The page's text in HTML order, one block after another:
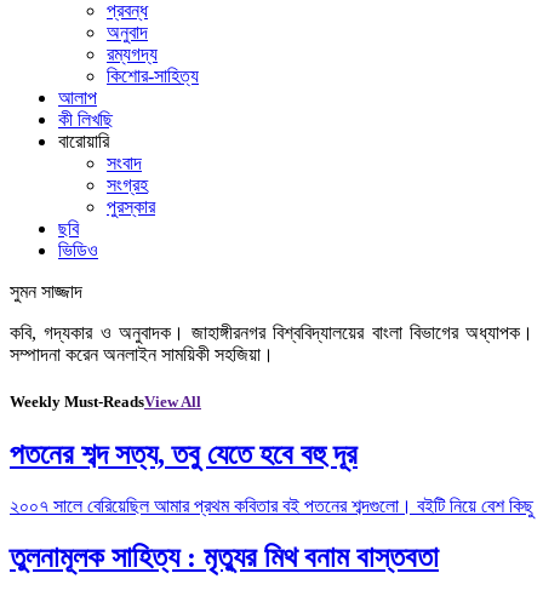
প্রবন্ধ
অনুবাদ
রম্যগদ্য
কিশোর-সাহিত্য
আলাপ
কী লিখছি
বারোয়ারি
সংবাদ
সংগ্রহ
পুরস্কার
ছবি
ভিডিও
সুমন সাজ্জাদ
কবি, গদ্যকার ও অনুবাদক। জাহাঙ্গীরনগর বিশ্ববিদ্যালয়ের বাংলা বিভাগের অধ্যাপক।
সম্পাদনা করেন অনলাইন সাময়িকী সহজিয়া।
Weekly Must-ReadsView All
পতনের শব্দ সত্য, তবু যেতে হবে বহু দূর
২০০৭ সালে বেরিয়েছিল আমার প্রথম কবিতার বই পতনের শব্দগুলো। বইটি নিয়ে বেশ কিছু
তুলনামূলক সাহিত্য : মৃত্যুর মিথ বনাম বাস্তবতা